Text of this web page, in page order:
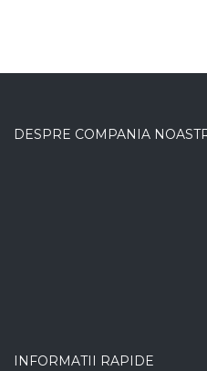
DESPRE COMPANIA
INFORMATII RAPIDE